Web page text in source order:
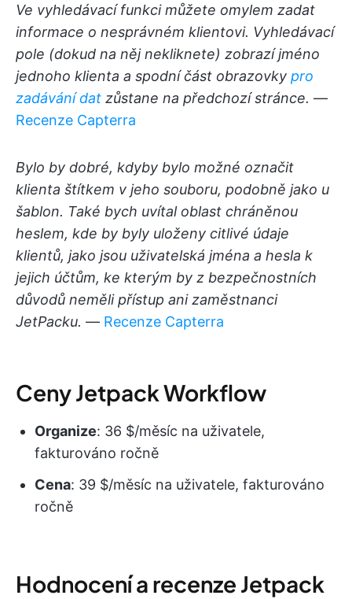
Ve vyhledávací funkci můžete omylem zadat
informace o nesprávném klientovi. Vyhledávací
pole (dokud na něj nekliknete) zobrazí jméno
jednoho klienta a spodní část obrazovky pro
zadávání dat zůstane na předchozí stránce. —
Recenze Capterra
Bylo by dobré, kdyby bylo možné označit
klienta štítkem v jeho souboru, podobně jako u
šablon. Také bych uvítal oblast chráněnou
heslem, kde by byly uloženy citlivé údaje
klientů, jako jsou uživatelská jména a hesla k
jejich účtům, ke kterým by z bezpečnostních
důvodů neměli přístup ani zaměstnanci
JetPacku. — Recenze Capterra
Ceny Jetpack Workflow
Organize: 36 $/měsíc na uživatele,
fakturováno ročně
Cena: 39 $/měsíc na uživatele, fakturováno
ročně
Hodnocení a recenze Jetpack